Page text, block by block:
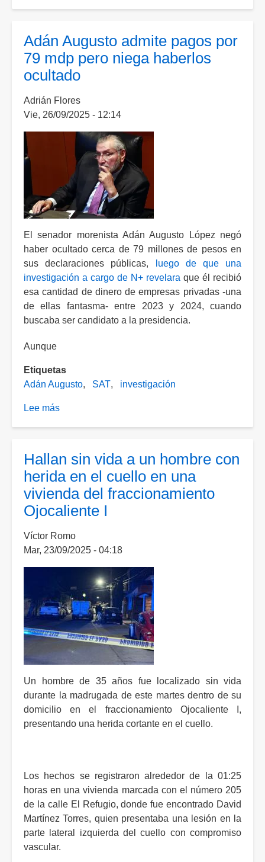
policías
tras
asesinato
un
joven
en
retén
Tabasco
Adán Augusto admite pagos por
79 mdp pero niega haberlos
ocultado
Adrián Flores
Vie, 26/09/2025 - 12:14
El senador morenista Adán Augusto López negó
haber ocultado cerca de 79 millones de pesos en
sus declaraciones públicas,
luego de que una
investigación a cargo de N+ revelara que él recibió
esa cantidad de dinero de empresas privadas -una
de ellas fantasma- entre 2023 y 2024, cuando
buscaba ser candidato a la presidencia.
Aunque
Etiquetas
Adán Augusto
SAT investigación
Lee más
pagos
por
79
mdp
niega
haberlos
Hallan sin vida a un hombre con
herida en el cuello en una
vivienda del fraccionamiento
Ojocaliente I
Víctor Romo
Mar, 23/09/2025 - 04:18
Un hombre de 35 años fue localizado sin vida
durante la madrugada de este martes dentro de su
domicilio en el fraccionamiento Ojocaliente I,
presentando una herida cortante en el cuello.
Los hechos se registraron alrededor de la 01:25
horas en una vivienda marcada con el número 205
de la calle El Refugio, donde fue encontrado David
Martínez Torres, quien presentaba una lesión en la
parte lateral izquierda del cuello con compromiso
vascular.